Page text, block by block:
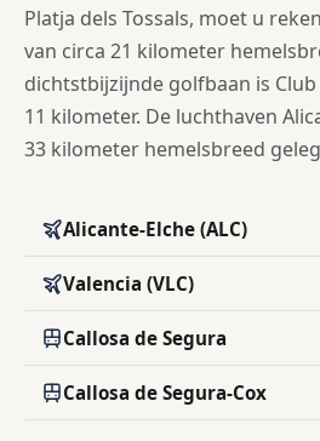
Platja dels Tossals, moet u
van circa 21 kilometer
dichtstbijzijnde golfbaan is Club
11 kilometer. De luchthaven
33 kilometer hemelsbreed
Alicante-Elche (ALC)
Valencia (VLC)
Callosa de Segura
Callosa de Segura-Cox